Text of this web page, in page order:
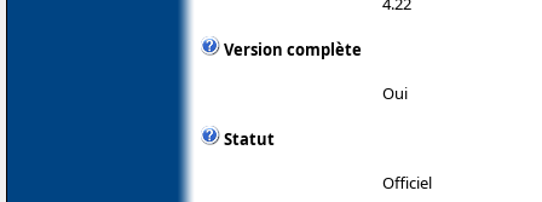
Version complète
Oui
Statut
Officiel